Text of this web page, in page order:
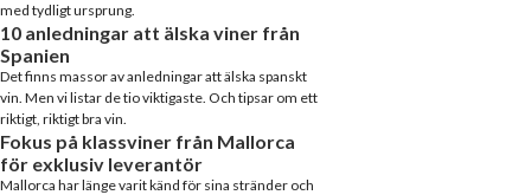
med tydligt ursprung.
10 anledningar att älska viner från
Spanien
Det finns massor av anledningar att älska spanskt
vin. Men vi listar de tio viktigaste. Och tipsar om ett
riktigt, riktigt bra vin.
Fokus på klassviner från Mallorca
för exklusiv leverantör
Mallorca har länge varit känd för sina stränder och